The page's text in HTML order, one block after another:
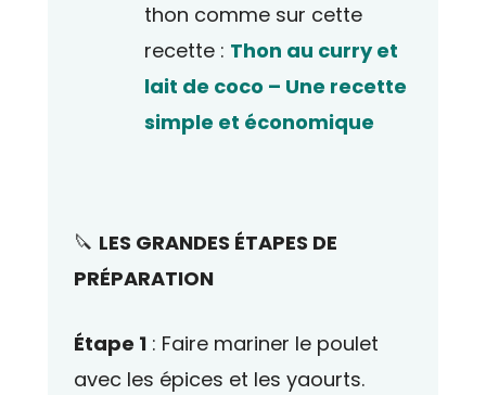
thon comme sur cette
recette : Thon au curry et
lait de coco – Une recette
simple et économique
🔪 LES GRANDES ÉTAPES DE
PRÉPARATION
Étape 1 : Faire mariner le poulet
avec les épices et les yaourts.